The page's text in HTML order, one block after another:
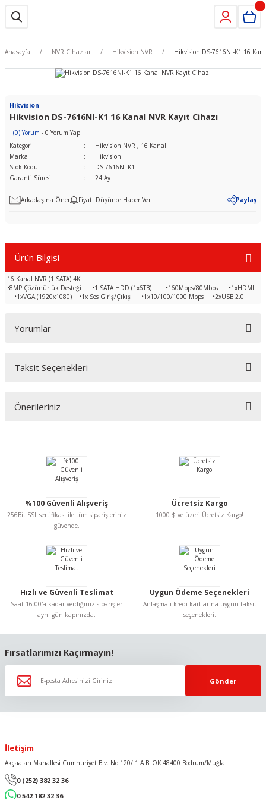
Anasayfa NVR Cihazlar Hikvision NVR Hikvision DS-7616NI-K1 16
Hikvision
Hikvision DS-7616NI-K1 16 Kanal NVR Kayıt Cihazı
(0) Yorum - 0 Yorum Yap
Kategori
Hikvision NVR , 16 Kanal
Marka
Hikvision
Stok Kodu
DS-7616NI-K1
Garanti Süresi
24 Ay
Arkadaşına Öner Fiyatı Düşünce Haber Ver Paylaş
Ürün Bilgisi
16 Kanal NVR (1 SATA) 4K
•8MP Çözünürlük Desteği •1 SATA HDD (1x6TB) •160Mbps/80Mbps •1xHDMI
•1xVGA (1920x1080) •1x Ses Giriş/Çıkış •1x10/100/1000 Mbps •2xUSB 2.0
Yorumlar
Bu ürüne ilk yorumu siz yapın!
Taksit Seçenekleri
Önerileriniz
Görüş ve önerileriniz için teşekkür ederiz.
Ürün açıklamasında eksik bilgiler bulunuyor.
Ürün bilgilerinde hatalar bulunuyor.
Bu ürüne benzer farklı alternatifler olmalı.
%100 Güvenli Alışveriş
256Bit SSL sertifikası ile tüm siparişleriniz
güvende.
Ücretsiz Kargo
1000 $ ve üzeri Ücretsiz Kargo!
Hızlı ve Güvenli Teslimat
Saat 16:00'a kadar verdiğiniz siparişler
aynı gün kapınızda.
Uygun Ödeme Seçenekleri
Anlaşmalı kredi kartlarına uygun taksit
seçenekleri.
Fırsatlarımızı Kaçırmayın!
Gönder
İletişim
Akçaalan Mahallesi Cumhuriyet Blv. No:120/ 1 A BLOK 48400 Bodrum/Muğla
0 (252) 382 32 36
0 542 182 32 36